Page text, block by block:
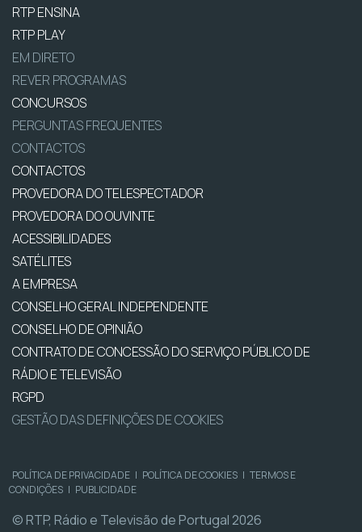
RTP ENSINA
RTP PLAY
EM DIRETO
REVER PROGRAMAS
CONCURSOS
PERGUNTAS FREQUENTES
CONTACTOS
CONTACTOS
PROVEDORA DO TELESPECTADOR
PROVEDORA DO OUVINTE
ACESSIBILIDADES
SATÉLITES
A EMPRESA
CONSELHO GERAL INDEPENDENTE
CONSELHO DE OPINIÃO
CONTRATO DE CONCESSÃO DO SERVIÇO PÚBLICO DE
RÁDIO E TELEVISÃO
RGPD
GESTÃO DAS DEFINIÇÕES DE COOKIES
POLÍTICA DE PRIVACIDADE | POLÍTICA DE COOKIES | TERMOS E
CONDIÇÕES | PUBLICIDADE
© RTP, Rádio e Televisão de Portugal 2026